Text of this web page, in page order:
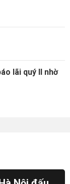
lãi quý II nhờ